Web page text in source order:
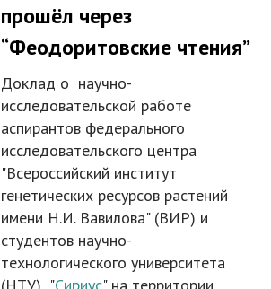
прошёл через
“Феодоритовские чтения”
Доклад о научно-
исследовательской работе
аспирантов федерального
исследовательского центра
"Всероссийский институт
генетических ресурсов растений
имени Н.И. Вавилова" (ВИР) и
студентов научно-
технологического университета